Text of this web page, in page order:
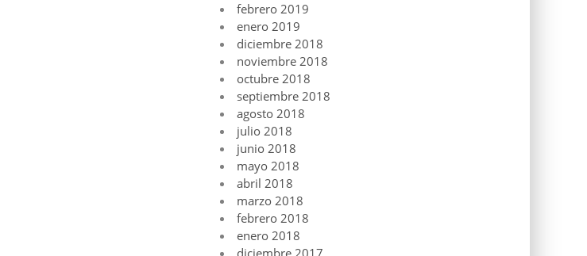
febrero 2019
enero 2019
diciembre 2018
noviembre 2018
octubre 2018
septiembre 2018
agosto 2018
julio 2018
junio 2018
mayo 2018
abril 2018
marzo 2018
febrero 2018
enero 2018
diciembre 2017